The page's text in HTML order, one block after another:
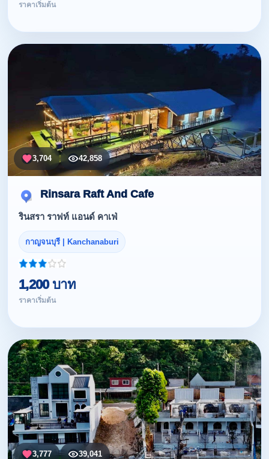
ราคาเริ่มต้น
3,704 42,858
Rinsara Raft And Cafe
รินสรา ราฟท์ แอนด์ คาเฟ่
กาญจนบุรี | Kanchanaburi
1,200 บาท
ราคาเริ่มต้น
3,777 39,041